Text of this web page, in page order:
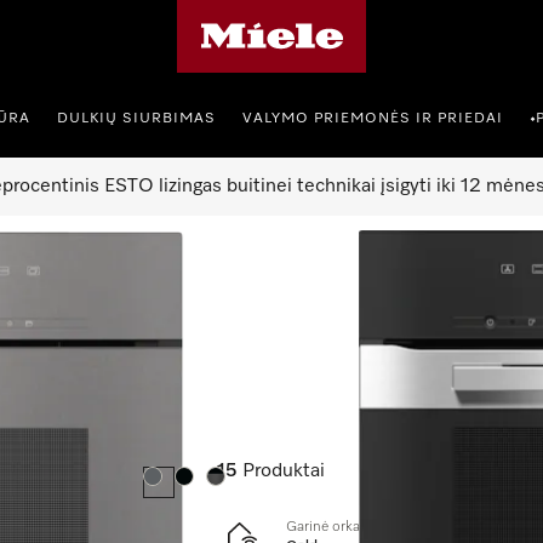
DULKIŲ SIURBIMAS VALYMO PRIEMONĖS IR PRIEDAI •
ESTO lizingas buitinei technikai įsigyti iki 12
orkaitės
15 Produktai
Spalva:Spalva:Spalva:
Garinė orkaitė